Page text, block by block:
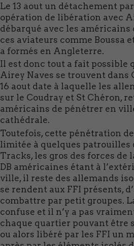
Le 13 aout un détachement
opération de libération avec
débarqué avec les
ces aviateurs comme Boussa
a formés en Angleterre.
Il est donc tout a fait possible
Airey Naves se trouvent dans
16 aout date à laquelle les
sur le Coudray et St Chéron,
américains de pénétrer en
cathédrale.
Toutefois, cette pénétration
limitée à quelques patrouilles
Tracks, les gros des forces de
DB américaines étant à
ville, il reste des allemands
se rendent aux FFI présents,
combattre par petit groupes.
confuse et il n’y a pas
chaque quartier pouvant être
ou alors libéré par les FFI un